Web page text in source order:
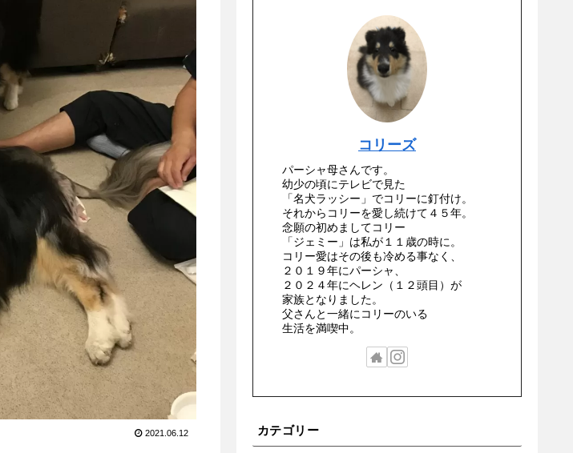
2021.06.12
コリーズ
パーシャ母さんです。
幼少の頃にテレビで見た
「名犬ラッシー」でコリーに釘付け。
それからコリーを愛し続けて４５年。
念願の初めましてコリー
「ジェミー」は私が１１歳の時に。
コリー愛はその後も冷める事なく、
２０１９年にパーシャ、
２０２４年にヘレン（１２頭目）が
家族となりました。
父さんと一緒にコリーのいる
生活を満喫中。
カテゴリー